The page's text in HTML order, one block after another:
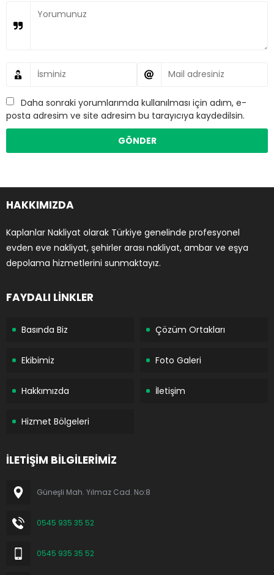
Daha sonraki yorumlarımda kullanılması için adım, e-
posta adresim ve site adresim bu tarayıcıya kaydedilsin.
HAKKIMIZDA
Kaplanlar Nakliyat olarak Türkiye genelinde profesyonel
evden eve nakliyat, şehirler arası nakliyat, ambar ve eşya
depolama hizmetlerini sunmaktayız.
FAYDALI LİNKLER
Basında Biz Çözüm Ortakları
Ekibimiz Foto Galeri
Hakkımızda İletişim
Hizmet Bölgeleri
İLETİŞİM BİLGİLERİMİZ
Güneşli Mah. Yılmaz Cad. No:8
0545 935 35 52
0545 935 35 52